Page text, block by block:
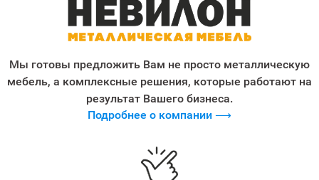
Мы готовы предложить Вам не просто металлическую
мебель, а комплексные решения, которые работают на
результат Вашего бизнеса.
Подробнее о компании ⟶